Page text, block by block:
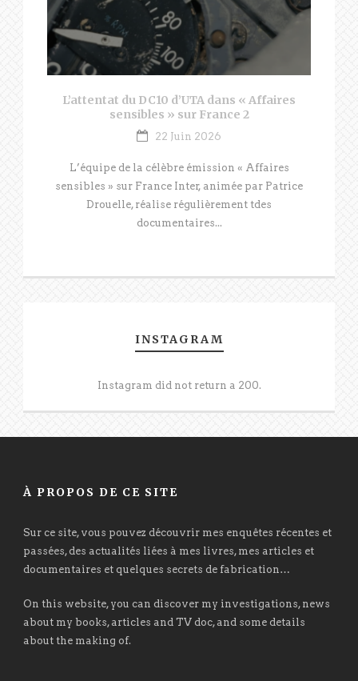
L’attentat du DC10 d’UTA dans « Affaires
sensibles » sur France 2
22 Juin 2026
L’équipe de la célèbre émission « Affaires
sensibles » sur France Inter, animée par Patrice
Drouelle, réalise régulièrement tdes
documentaires...
INSTAGRAM
Instagram did not return a 200.
À PROPOS DE CE SITE
Sur ce site, vous pouvez découvrir mes enquêtes récentes et
passées, des actualités liées à mes livres, mes articles et
documentaires et quelques secrets de fabrication…
On this website, you can discover my investigations, news
about my books, articles and TV doc, and some details
about the making of.